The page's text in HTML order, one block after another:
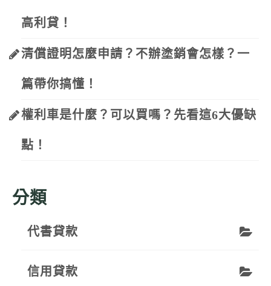
高利貸！
清償證明怎麼申請？不辦塗銷會怎樣？一
篇帶你搞懂！
權利車是什麼？可以買嗎？先看這6大優缺
點！
分類
代書貸款
信用貸款